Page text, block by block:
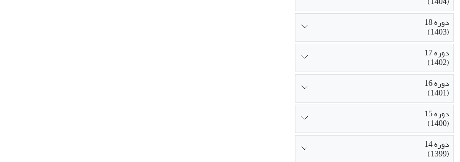
دوره 18
(1403)
دوره 17
(1402)
دوره 16
(1401)
دوره 15
(1400)
دوره 14
(1399)